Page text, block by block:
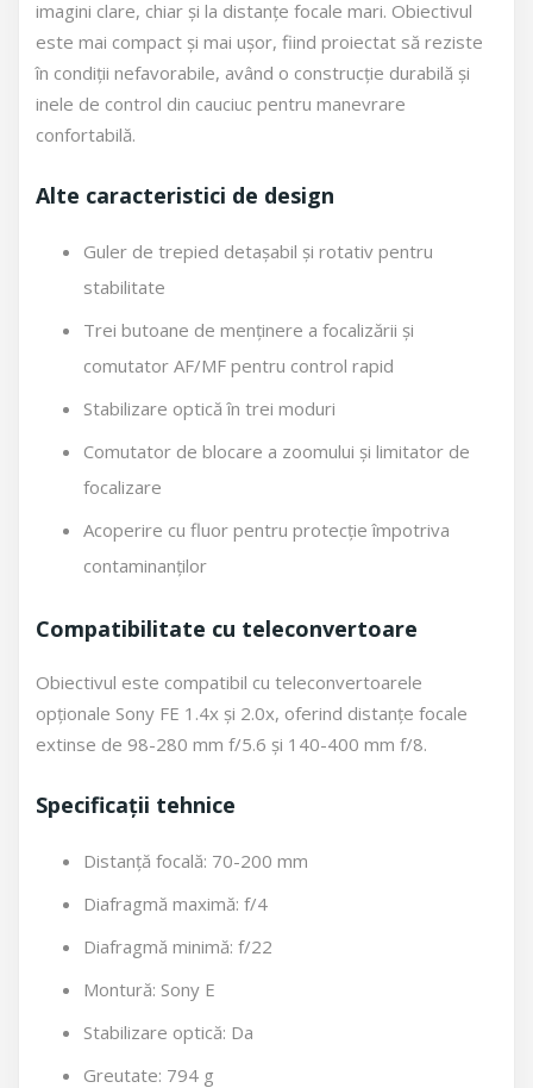
imagini clare, chiar și la distanțe focale mari. Obiectivul
este mai compact și mai ușor, fiind proiectat să reziste
în condiții nefavorabile, având o construcție durabilă și
inele de control din cauciuc pentru manevrare
confortabilă.
Alte caracteristici de design
Guler de trepied detașabil și rotativ pentru
stabilitate
Trei butoane de menținere a focalizării și
comutator AF/MF pentru control rapid
Stabilizare optică în trei moduri
Comutator de blocare a zoomului și limitator de
focalizare
Acoperire cu fluor pentru protecție împotriva
contaminanților
Compatibilitate cu teleconvertoare
Obiectivul este compatibil cu teleconvertoarele
opționale Sony FE 1.4x și 2.0x, oferind distanțe focale
extinse de 98-280 mm f/5.6 și 140-400 mm f/8.
Specificații tehnice
Distanță focală: 70-200 mm
Diafragmă maximă: f/4
Diafragmă minimă: f/22
Montură: Sony E
Stabilizare optică: Da
Greutate: 794 g